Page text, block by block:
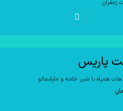
زعفران
پاریس
هات همراه با شیر خامه و مارشمالو